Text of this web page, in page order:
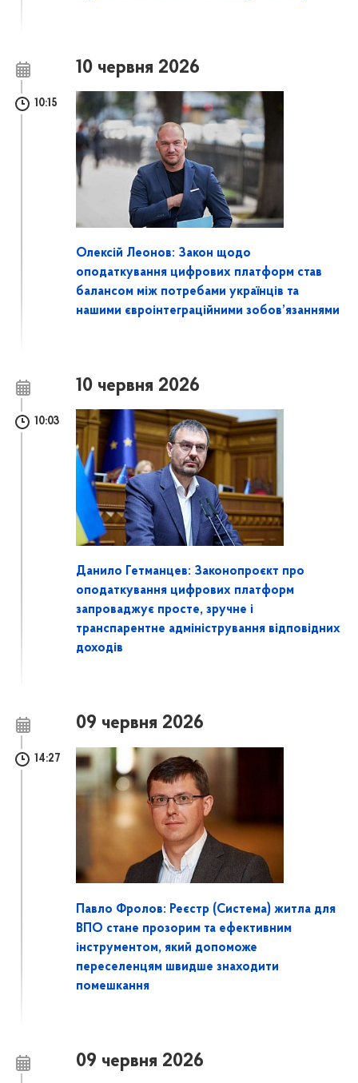
10 червня 2026
10:15
Олексій Леонов: Закон щодо
оподаткування цифрових платформ став
балансом між потребами українців та
нашими євроінтеграційними зобов’язаннями
10 червня 2026
10:03
Данило Гетманцев: Законопроєкт про
оподаткування цифрових платформ
запроваджує просте, зручне і
транспарентне адміністрування відповідних
доходів
09 червня 2026
14:27
Павло Фролов: Реєстр (Система) житла для
ВПО стане прозорим та ефективним
інструментом, який допоможе
переселенцям швидше знаходити
помешкання
09 червня 2026